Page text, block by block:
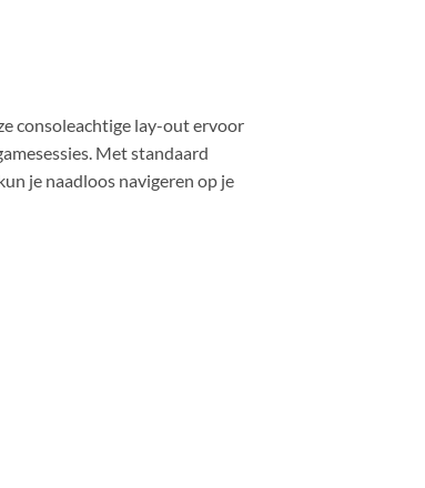
consoleachtige lay-out ervoor
Met standaard
je naadloos navigeren op je